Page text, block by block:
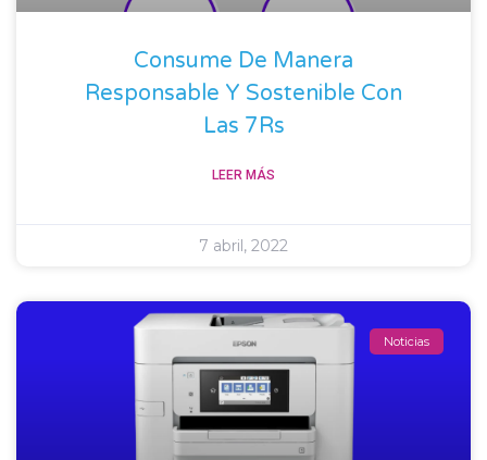
Consume De Manera
Responsable Y Sostenible Con
Las 7Rs
LEER MÁS
7 abril, 2022
Noticias